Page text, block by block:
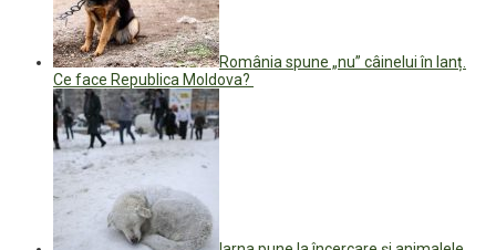
România spune „nu” câinelui în lanț.
Ce face Republica Moldova?